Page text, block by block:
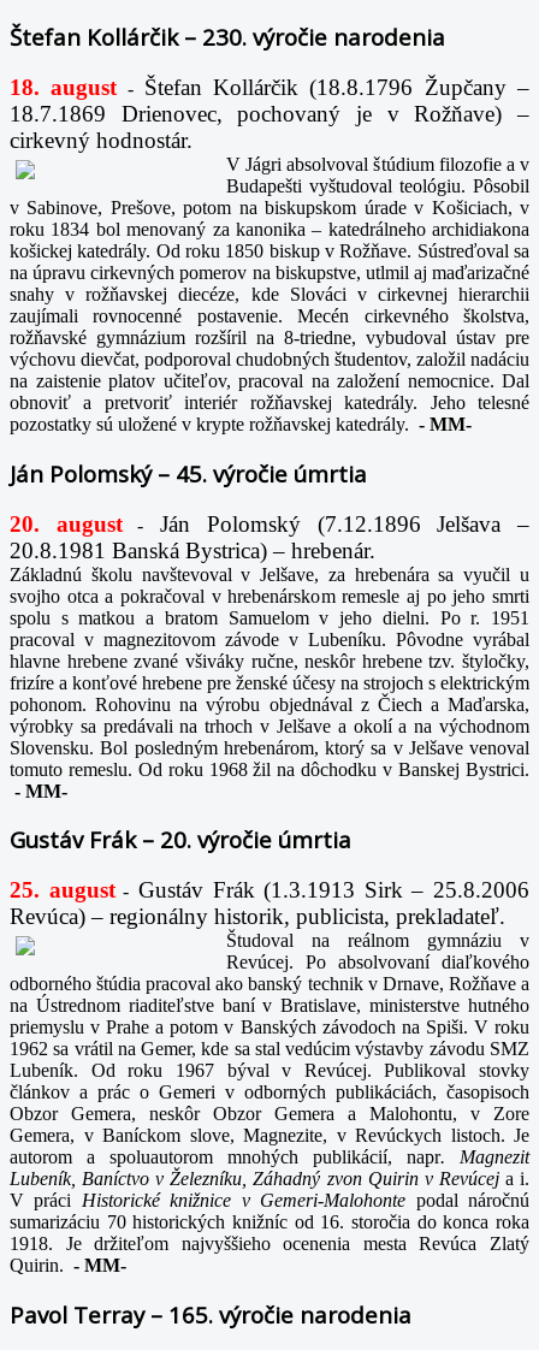
Štefan Kollárčik – 230. výročie narodenia
18. august -
Štefan Kollárčik (18.8.1796 Župčany –
18.7.1869 Drienovec, pochovaný je v Rožňave) –
cirkevný hodnostár.
V Jágri absolvoval štúdium filozofie a v
Budapešti vyštudoval teológiu. Pôsobil
v Sabinove, Prešove, potom na biskupskom úrade v Košiciach, v
roku 1834 bol menovaný za kanonika – katedrálneho archidiakona
košickej katedrály. Od roku 1850 biskup v Rožňave. Sústreďoval sa
na úpravu cirkevných pomerov na biskupstve, utlmil aj maďarizačné
snahy v rožňavskej diecéze, kde Slováci v cirkevnej hierarchii
zaujímali rovnocenné postavenie. Mecén cirkevného školstva,
rožňavské gymnázium rozšíril na 8-triedne, vybudoval ústav pre
výchovu dievčat, podporoval chudobných študentov, založil nadáciu
na zaistenie platov učiteľov, pracoval na založení nemocnice. Dal
obnoviť a pretvoriť interiér rožňavskej katedrály. Jeho telesné
pozostatky sú uložené v krypte rožňavskej katedrály. - MM-
Ján Polomský – 45. výročie úmrtia
20. august-
Ján Polomský (7.12.1896 Jelšava –
20.8.1981 Banská Bystrica) – hrebenár.
Základnú školu navštevoval v Jelšave, za hrebenára sa vyučil u
svojho otca a pokračoval v hrebenárskom remesle aj po jeho smrti
spolu s matkou a bratom Samuelom v jeho dielni. Po r. 1951
pracoval v magnezitovom závode v Lubeníku. Pôvodne vyrábal
hlavne hrebene zvané všiváky ručne, neskôr hrebene tzv. štyločky,
frizíre a konťové hrebene pre ženské účesy na strojoch s elektrickým
pohonom. Rohovinu na výrobu objednával z Čiech a Maďarska,
výrobky sa predávali na trhoch v Jelšave a okolí a na východnom
Slovensku. Bol posledným hrebenárom, ktorý sa v Jelšave venoval
tomuto remeslu. Od roku 1968 žil na dôchodku v Banskej Bystrici.
- MM-
Gustáv Frák – 20. výročie úmrtia
25. august- Gustáv Frák (1.3.1913 Sirk – 25.8.2006
Revúca) – regionálny historik, publicista, prekladateľ.
Študoval na reálnom gymnáziu v
Revúcej. Po absolvovaní diaľkového
odborného štúdia pracoval ako banský technik v Drnave, Rožňave a
na Ústrednom riaditeľstve baní v Bratislave, ministerstve hutného
priemyslu v Prahe a potom v Banských závodoch na Spiši. V roku
1962 sa vrátil na Gemer, kde sa stal vedúcim výstavby závodu SMZ
Lubeník. Od roku 1967 býval v Revúcej. Publikoval stovky
článkov a prác o Gemeri v odborných publikáciách, časopisoch
Obzor Gemera, neskôr Obzor Gemera a Malohontu, v Zore
Gemera, v Baníckom slove, Magnezite, v Revúckych listoch. Je
autorom a spoluautorom mnohých publikácií, napr. Magnezit
Lubeník, Baníctvo v Železníku, Záhadný zvon Quirin v Revúcej a i.
V práci Historické knižnice v Gemeri-Malohonte podal náročnú
sumarizáciu 70 historických knižníc od 16. storočia do konca roka
1918. Je držiteľom najvyššieho ocenenia mesta Revúca Zlatý
Quirin. - MM-
Pavol Terray – 165. výročie narodenia